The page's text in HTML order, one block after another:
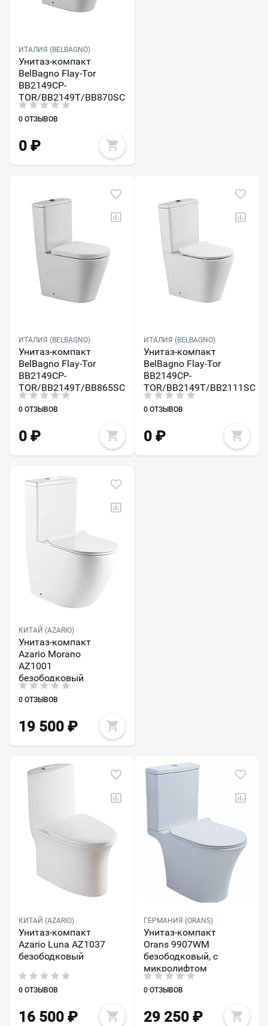
ИТАЛИЯ (BELBAGNO)
Унитаз-компакт
BelBagno Flay-Tor
BB2149CP-
TOR/BB2149T/BB870SC
0 ОТЗЫВОВ
0 ₽
ИТАЛИЯ (BELBAGNO)
Унитаз-компакт
BelBagno Flay-Tor
BB2149CP-
TOR/BB2149T/BB865SC
0 ОТЗЫВОВ
0 ₽
ИТАЛИЯ (BELBAGNO)
Унитаз-компакт
BelBagno Flay-Tor
BB2149CP-
TOR/BB2149T/BB2111SC
0 ОТЗЫВОВ
0₽
КИТАЙ (AZARIO)
Унитаз-компакт
Azario Morano
AZ1001
безободковый
0 ОТЗЫВОВ
19 500 ₽
КИТАЙ (AZARIO)
Унитаз-компакт
Azario Luna AZ1037
безободковый
0 ОТЗЫВОВ
16 500 ₽
ГЕРМАНИЯ (ORANS)
Унитаз-компакт
Orans 9907WM
безободковый, с
микролифтом
0 ОТЗЫВОВ
29 250₽